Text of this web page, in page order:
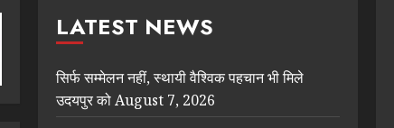
LATEST NEWS
सिर्फ सम्मेलन नहीं, स्थायी वैश्विक पहचान भी मिले
उदयपुर कोAugust 7, 2026